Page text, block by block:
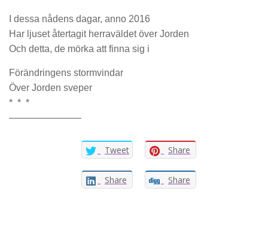
I dessa nådens dagar, anno 2016
Har ljuset återtagit herraväldet över Jorden
Och detta, de mörka att finna sig i
Förändringens stormvindar
Över Jorden sveper
* * *
———————–
Tweet Share
Share Share